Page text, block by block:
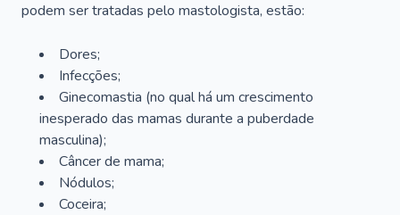
podem ser tratadas pelo mastologista, estão:
Dores;
Infecções;
Ginecomastia (no qual há um crescimento
inesperado das mamas durante a puberdade
masculina);
Câncer de mama;
Nódulos;
Coceira;